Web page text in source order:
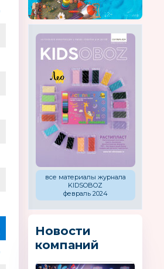
все материалы журнала
KIDSOBOZ
февраль 2024
Новости
компаний